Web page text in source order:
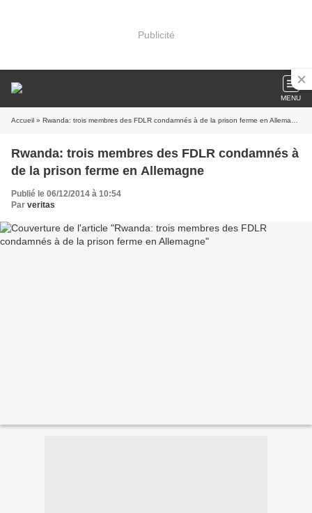
Publicité
MENU
Accueil » Rwanda: trois membres des FDLR condamnés à de la prison ferme en Allemagne
Rwanda: trois membres des FDLR condamnés à
de la prison ferme en Allemagne
Publié le 06/12/2014 à 10:54
Par veritas